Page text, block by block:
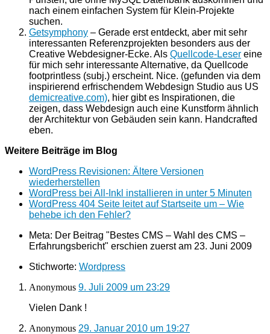
nach einem einfachen System für Klein-Projekte
suchen.
Getsymphony – Gerade erst entdeckt, aber mit sehr
interessanten Referenzprojekten besonders aus der
Creative Webdesigner-Ecke. Als Quellcode-Leser eine
für mich sehr interessante Alternative, da Quellcode
footprintless (subj.) erscheint. Nice. (gefunden via dem
inspirierend erfrischendem Webdesign Studio aus US
demicreative.com), hier gibt es Inspirationen, die
zeigen, dass Webdesign auch eine Kunstform ähnlich
der Architektur von Gebäuden sein kann. Handcrafted
eben.
Weitere Beiträge im Blog
WordPress Revisionen: Ältere Versionen
wiederherstellen
WordPress bei All-Inkl installieren in unter 5 Minuten
WordPress 404 Seite leitet auf Startseite um – Wie
behebe ich den Fehler?
Meta: Der Beitrag "Bestes CMS – Wahl des CMS –
Erfahrungsbericht" erschien zuerst am 23. Juni 2009
Stichworte: Wordpress
Anonymous 9. Juli 2009 um 23:29
Vielen Dank !
Anonymous 29. Januar 2010 um 19:27